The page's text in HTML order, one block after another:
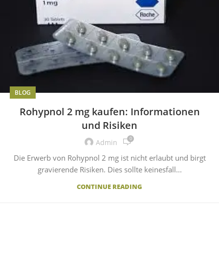
BLOG
Rohypnol 2 mg kaufen: Informationen
und Risiken
Admin 0
Die Erwerb von Rohypnol 2 mg ist nicht erlaubt und birgt
gravierende Risiken. Dies sollte keinesfall...
CONTINUE READING